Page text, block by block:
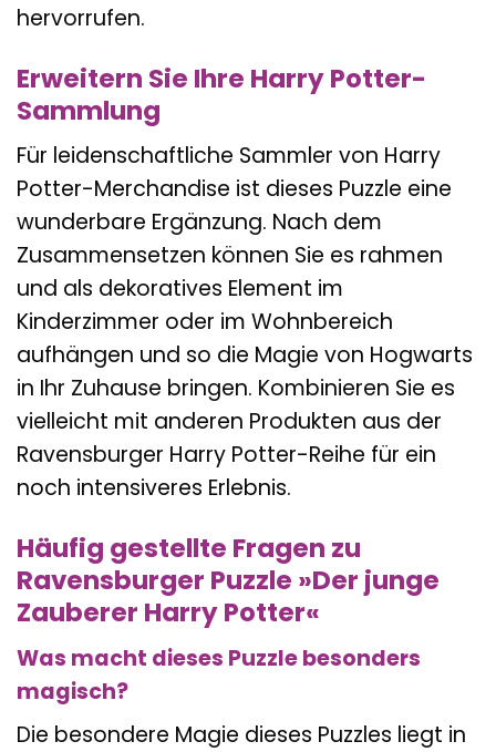
hervorrufen.
Erweitern Sie Ihre Harry Potter-
Sammlung
Für leidenschaftliche Sammler von Harry
Potter-Merchandise ist dieses Puzzle eine
wunderbare Ergänzung. Nach dem
Zusammensetzen können Sie es rahmen
und als dekoratives Element im
Kinderzimmer oder im Wohnbereich
aufhängen und so die Magie von Hogwarts
in Ihr Zuhause bringen. Kombinieren Sie es
vielleicht mit anderen Produkten aus der
Ravensburger Harry Potter-Reihe für ein
noch intensiveres Erlebnis.
Häufig gestellte Fragen zu
Ravensburger Puzzle »Der junge
Zauberer Harry Potter«
Was macht dieses Puzzle besonders
magisch?
Die besondere Magie dieses Puzzles liegt in